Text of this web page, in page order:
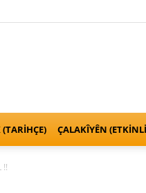
ÇALAKÎYÊN
!!